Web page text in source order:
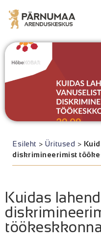
Esileht > Üritused >
diskrimineerimist
Kuidas